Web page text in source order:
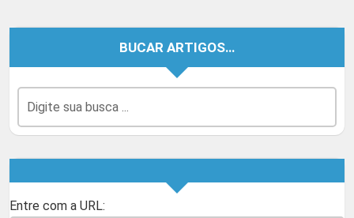
BUCAR ARTIGOS…
Entre com a URL: